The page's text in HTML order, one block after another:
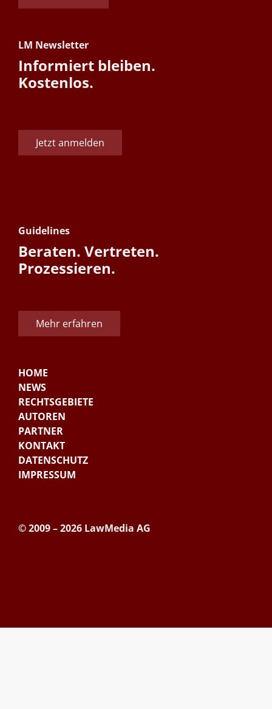
LM Newsletter
Informiert bleiben.
Kostenlos.
Jetzt anmelden
Guidelines
Beraten. Vertreten.
Prozessieren.
Mehr erfahren
HOME
NEWS
RECHTSGEBIETE
AUTOREN
PARTNER
KONTAKT
DATENSCHUTZ
IMPRESSUM
© 2009 – 2026 LawMedia AG